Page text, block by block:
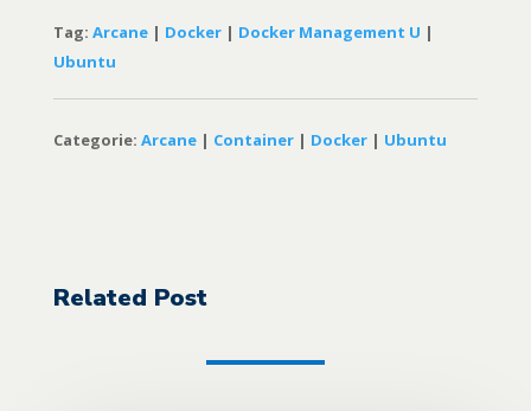
Tag: Arcane| Docker| Docker Management U |
Ubuntu
Categorie: Arcane| Container| Docker| Ubuntu
Related Post